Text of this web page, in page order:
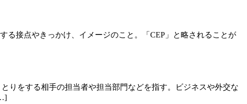
る接点やきっかけ、イメージのこと。「CEP」と略されることが
りをする相手の担当者や担当部門などを指す。ビジネスや外交な